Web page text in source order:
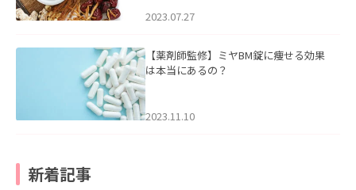
2023.07.27
【薬剤師監修】ミヤBM錠に痩せる効果
は本当にあるの？
2023.11.10
新着記事